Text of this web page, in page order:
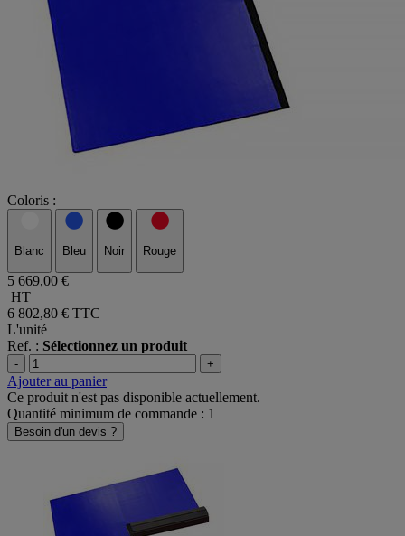
Coloris :
Blanc Bleu Noir Rouge
5 669,00 €
HT
6 802,80 € TTC
L'unité
Ref. : Sélectionnez un produit
- +
Ajouter au panier
Ce produit n'est pas disponible actuellement.
Quantité minimum de commande : 1
Besoin d'un devis ?